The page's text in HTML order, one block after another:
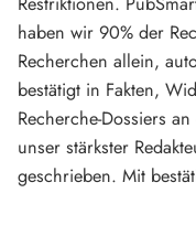
haben wir 90% der
Recherchen allein,
bestätigt in Fakten,
Recherche-Dossiers
unser stärkster
geschrieben. Mit